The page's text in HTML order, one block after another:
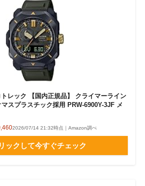
レック 【国内正規品】 クライマーライン
スプラスチック採用 PRW-6900Y-3JF メ
2026/07/14 21:32時点｜Amazon調べ
ックして今すぐチェック